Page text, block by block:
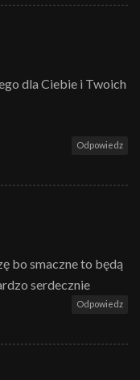
dla Ciebie i Twoich
Odpowiedz
bo smaczne to będą
serdecznie
Odpowiedz